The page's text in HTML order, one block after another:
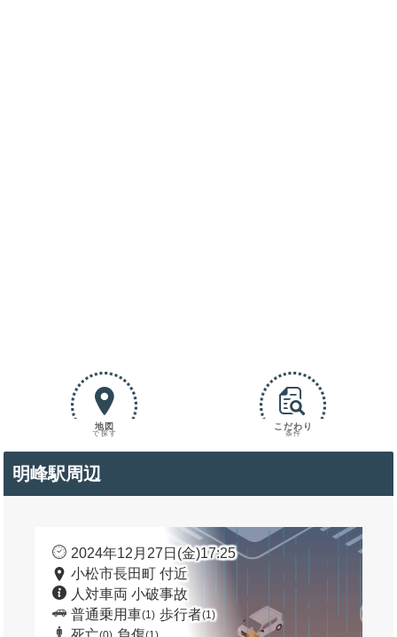
地図
で探す
こだわり
条件
明峰駅周辺
2024年12月27日(金)17:25
小松市長田町 付近
人対車両 小破事故
普通乗用車(1) 歩行者(1)